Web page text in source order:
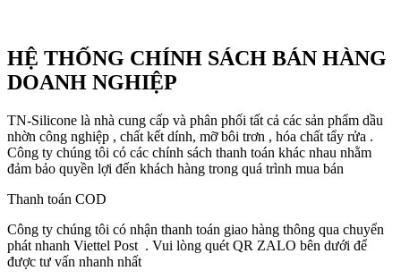
HỆ THỐNG CHÍNH SÁCH BÁN HÀNG
DOANH NGHIỆP
TN-Silicone là nhà cung cấp và phân phối tất cả các sản phẩm dầu
nhờn công nghiệp , chất kết dính, mỡ bôi trơn , hóa chất tẩy rửa .
Công ty chúng tôi có các chính sách thanh toán khác nhau nhằm
đảm bảo quyền lợi đến khách hàng trong quá trình mua bán
Thanh toán COD
Công ty chúng tôi có nhận thanh toán giao hàng thông qua chuyển
phát nhanh Viettel Post . Vui lòng quét QR ZALO bên dưới để
được tư vấn nhanh nhất